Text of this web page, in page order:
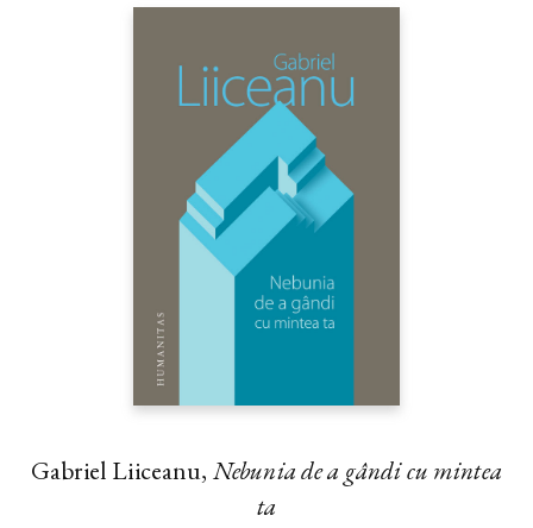
Gabriel Liiceanu, Nebunia de a gândi cu mintea
ta